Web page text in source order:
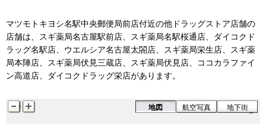
マツモトキヨシ名駅中央郵便局前店付近の他ドラッグストア店舗の
店舗は、スギ薬局名古屋駅前店、スギ薬局名駅桜通店、ダイコクド
ラッグ名駅店、ウエルシア名古屋太閤店、スギ薬局栄生店、スギ薬
局本陣店、スギ薬局伏見三蔵店、スギ薬局伏見店、ココカラファイ
ン高道店、ダイコクドラッグ栄店があります。
地図 航空写真 地下街